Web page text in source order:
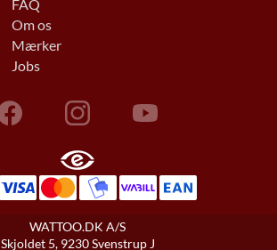
FAQ
Om os
Mærker
Jobs
WATTOO.DK A/S
Skjoldet 5, 9230 Svenstrup J